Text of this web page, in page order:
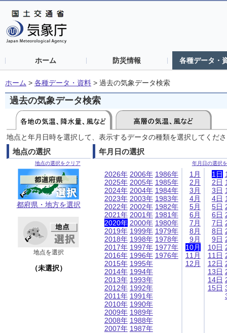
ホーム 防災情報 各種データ・
ホーム > 各種データ・資料 > 過去の気象データ検索
過去の気象データ検索
地点と年月日時を選択して、表示するデータの種類を選択してくだ
地点の選択
地点の選択をクリア
都府県・地方を選択
地点を選択
（未選択）
年月日の選択
年月日の選択
2026年
2025年
2024年
2023年
2022年
2021年
2020年
2019年
2018年
2017年
2016年
2015年
2014年
2013年
2012年
2011年
2010年
2009年
2008年
2007年
2006年
2005年
2004年
2003年
2002年
2001年
2000年
1999年
1998年
1997年
1996年
1995年
1994年
1993年
1992年
1991年
1990年
1989年
1988年
1987年
1986年
1985年
1984年
1983年
1982年
1981年
1980年
1979年
1978年
1977年
1976年
1月
2月
3月
4月
5月
6月
7月
8月
9月
10月
11月
12月
1日
2日
3日
4日
5日
6日
7日
8日
9日
10日
11日
12日
13日
14日
15日